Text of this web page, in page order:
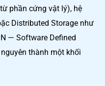
phần cứng vật lý), hệ
Distributed Storage như
— Software Defined
thành một khối